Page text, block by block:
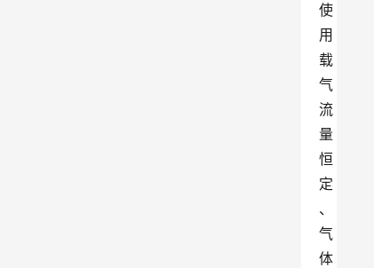
使
用
载
气
流
量
恒
定
、
气
体